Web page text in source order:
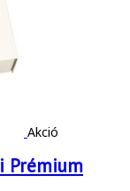
Akció
Prémium